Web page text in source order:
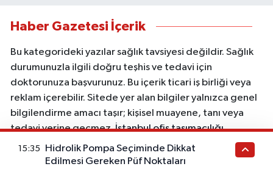
Haber Gazetesi İçerik
Bu kategorideki yazılar sağlık tavsiyesi değildir. Sağlık
durumunuzla ilgili doğru teşhis ve tedavi için
doktorunuza başvurunuz. Bu içerik ticari iş birliği veya
reklam içerebilir. Sitede yer alan bilgiler yalnızca genel
bilgilendirme amacı taşır; kişisel muayene, tanı veya
tedavi yerine geçmez.İstanbul ofis taşımacılığı
15:35
Hidrolik Pompa Seçiminde Dikkat
Edilmesi Gereken Püf Noktaları